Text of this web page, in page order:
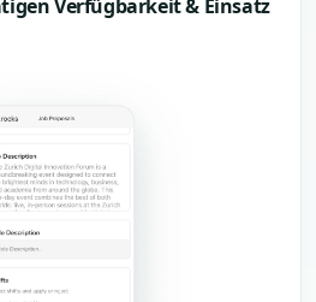
Verfügbarkeit & Einsatz